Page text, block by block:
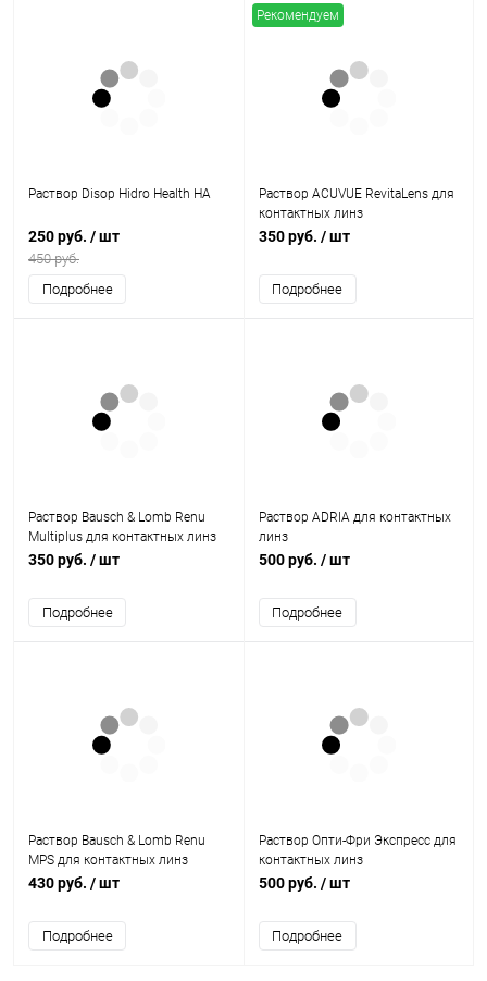
Раствор Disop Hidro Health HA
250 руб. / шт
450 руб.
Подробнее
Рекомендуем
Раствор ACUVUE RevitaLens для
контактных линз
350 руб. / шт
Подробнее
Раствор Bausch & Lomb Renu
Multiplus для контактных линз
350 руб. / шт
Подробнее
Раствор ADRIA для контактных
линз
500 руб. / шт
Подробнее
Раствор Bausch & Lomb Renu
MPS для контактных линз
430 руб. / шт
Подробнее
Раствор Опти-Фри Экспресс для
контактных линз
500 руб. / шт
Подробнее